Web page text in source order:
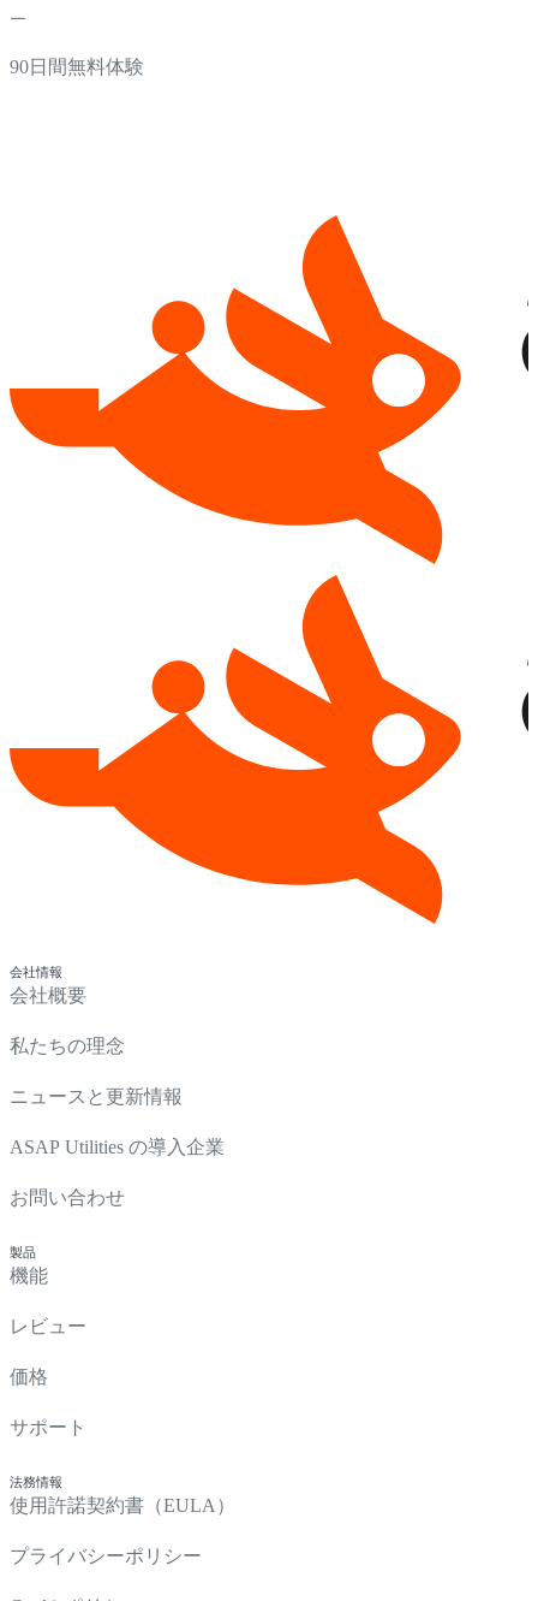
90日間無料体験
会社情報
会社概要
私たちの理念
ニュースと更新情報
ASAP Utilities の導入企業
お問い合わせ
製品
機能
レビュー
価格
サポート
法務情報
使用許諾契約書（EULA）
プライバシーポリシー